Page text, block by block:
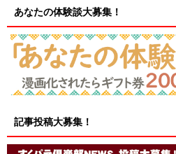
あなたの体験談大募集！
記事投稿大募集！